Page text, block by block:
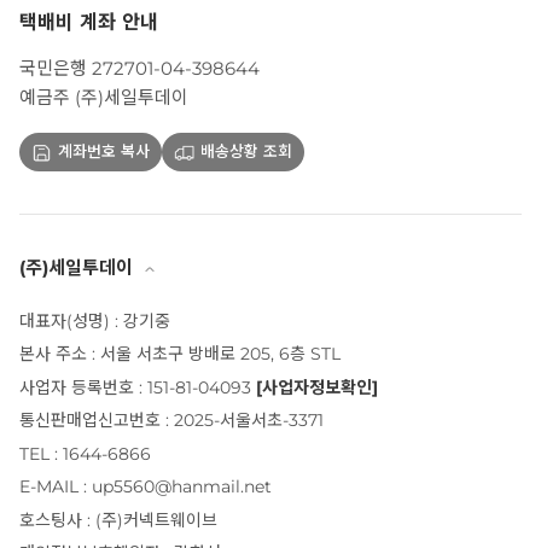
택배비 계좌 안내
국민은행 272701-04-398644
예금주 (주)세일투데이
계좌번호 복사 배송상황 조회
(주)세일투데이
대표자(성명) : 강기중
본사 주소 : 서울 서초구 방배로 205, 6층 STL
사업자 등록번호 : 151-81-04093 [사업자정보확인]
통신판매업신고번호 : 2025-서울서초-3371
TEL : 1644-6866
E-MAIL : up5560@hanmail.net
호스팅사 : (주)커넥트웨이브